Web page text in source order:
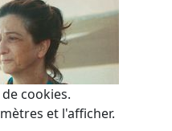
cookies.
et l'afficher.